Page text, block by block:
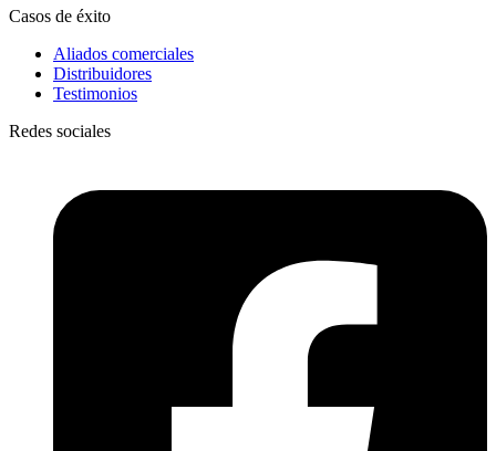
Casos de éxito
Aliados comerciales
Distribuidores
Testimonios
Redes sociales